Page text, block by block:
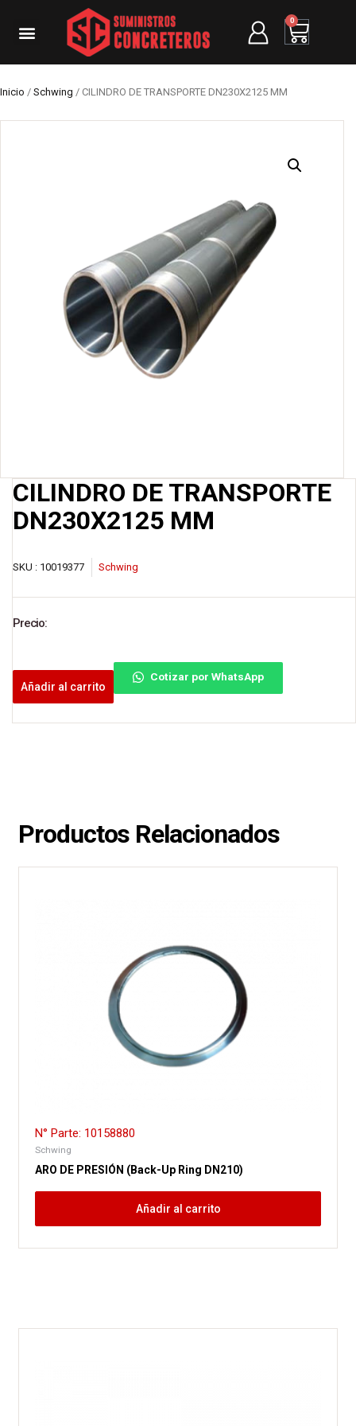
0
Inicio / Schwing / CILINDRO DE TRANSPORTE DN230X2125 MM
CILINDRO DE TRANSPORTE
DN230X2125 MM
SKU : 10019377 Schwing
Precio:
Añadir al carrito
Cotizar por WhatsApp
Productos Relacionados
N° Parte: 10158880
Schwing
ARO DE PRESIÓN (Back-Up Ring DN210)
Añadir al carrito